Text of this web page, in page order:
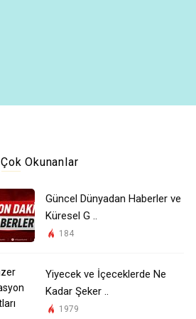
Çok Okunanlar
Güncel Dünyadan Haberler ve
Küresel G ..
184
Yiyecek ve İçeceklerde Ne
Kadar Şeker ..
1979